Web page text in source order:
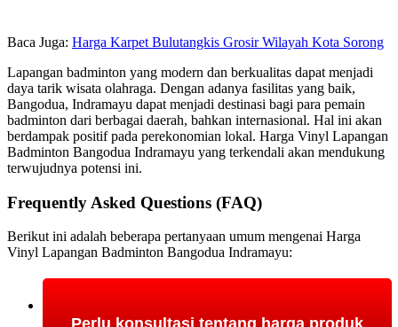
Baca Juga: Harga Karpet Bulutangkis Grosir Wilayah Kota Sorong
Lapangan badminton yang modern dan berkualitas dapat menjadi
daya tarik wisata olahraga. Dengan adanya fasilitas yang baik,
Bangodua, Indramayu dapat menjadi destinasi bagi para pemain
badminton dari berbagai daerah, bahkan internasional. Hal ini akan
berdampak positif pada perekonomian lokal. Harga Vinyl Lapangan
Badminton Bangodua Indramayu yang terkendali akan mendukung
terwujudnya potensi ini.
Frequently Asked Questions (FAQ)
Berikut ini adalah beberapa pertanyaan umum mengenai Harga
Vinyl Lapangan Badminton Bangodua Indramayu: